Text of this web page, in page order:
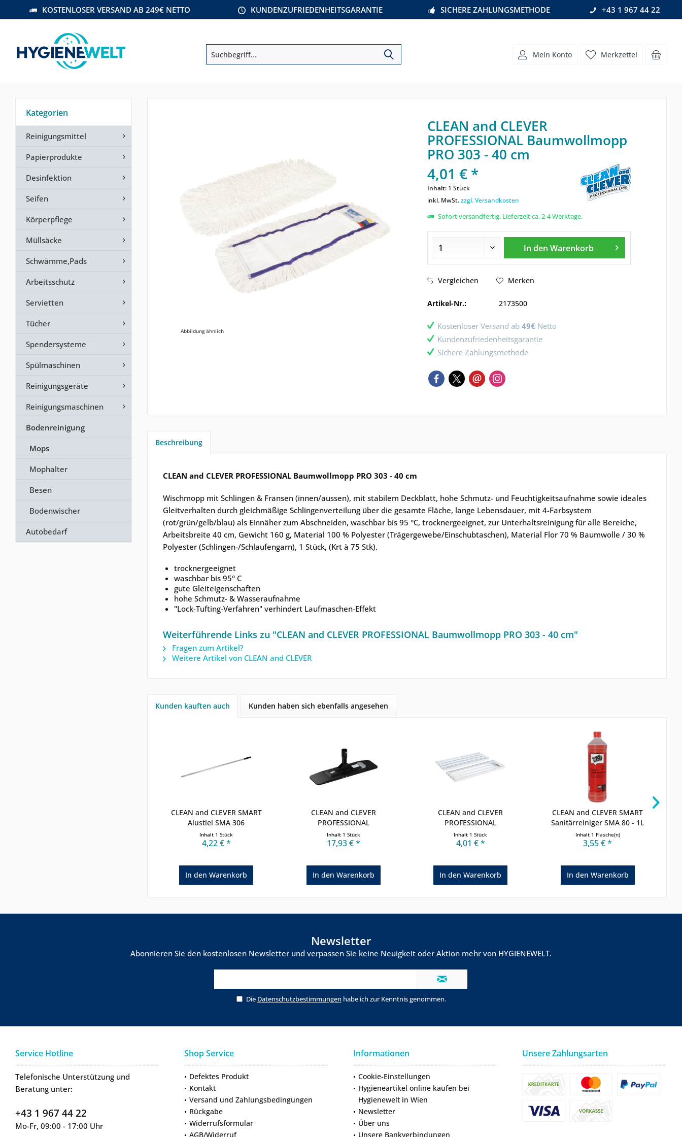
KOSTENLOSER VERSAND AB 249€ NETTO KUNDENZUFRIEDENHEITSGARANTIE SICHERE ZAHLUNGSMETHODE +43 1 967 44 22
Merkzettel
Mein Konto
Kategorien
Reinigungsmittel
Papierprodukte
Desinfektion
Seifen
Körperpflege
Müllsäcke
Schwämme,Pads
Arbeitsschutz
Servietten
Tücher
Spendersysteme
Spülmaschinen
Reinigungsgeräte
Reinigungsmaschinen
Bodenreinigung
Mops
Mophalter
Besen
Bodenwischer
Autobedarf
Abbildung ähnlich
CLEAN and CLEVER
PROFESSIONAL Baumwollmopp
PRO 303 - 40 cm
4,01 € *
Inhalt: 1 Stück
inkl. MwSt.zzgl. Versandkosten
Sofort versandfertig, Lieferzeit ca. 2-4 Werktage.
In den Warenkorb
Vergleichen Merken
Artikel-Nr.: 2173500
Kostenloser Versand ab 49€ Netto
Kundenzufriedenheitsgarantie
Sichere Zahlungsmethode
Beschreibung
CLEAN and CLEVER PROFESSIONAL Baumwollmopp PRO 303 - 40 cm
Wischmopp mit Schlingen & Fransen (innen/aussen), mit stabilem Deckblatt, hohe Schmutz- und Feuchtigkeitsaufnahme sowie ideales
Gleitverhalten durch gleichmäßige Schlingenverteilung über die gesamte Fläche, lange Lebensdauer, mit 4-Farbsystem
(rot/grün/gelb/blau) als Einnäher zum Abschneiden, waschbar bis 95 °C, trocknergeeignet, zur Unterhaltsreinigung für alle Bereiche,
Arbeitsbreite 40 cm, Gewicht 160 g, Material 100 % Polyester (Trägergewebe/Einschubtaschen), Material Flor 70 % Baumwolle / 30 %
Polyester (Schlingen-/Schlaufengarn), 1 Stück, (Krt à 75 Stk).
trocknergeeignet
waschbar bis 95° C
gute Gleiteigenschaften
hohe Schmutz- & Wasseraufnahme
"Lock-Tufting-Verfahren" verhindert Laufmaschen-Effekt
Weiterführende Links zu "CLEAN and CLEVER PROFESSIONAL Baumwollmopp PRO 303 - 40 cm"
Fragen zum Artikel?
Weitere Artikel von CLEAN and CLEVER
Kunden kauften auch Kunden haben sich ebenfalls angesehen
CLEAN and CLEVER SMART
Alustiel SMA 306
Inhalt 1 Stück
4,22 € *
In den Warenkorb
CLEAN and CLEVER
PROFESSIONAL
Magnetklapphalter...
Inhalt 1 Stück
17,93 € *
In den Warenkorb
CLEAN and CLEVER
PROFESSIONAL
Microfasermopp...
Inhalt 1 Stück
4,01 € *
In den Warenkorb
CLEAN and CLEVER SMART
Sanitärreiniger SMA 80 - 1L
Inhalt 1 Flasche(n)
3,55 € *
In den Warenkorb
Newsletter
Abonnieren Sie den kostenlosen Newsletter und verpassen Sie keine Neuigkeit oder Aktion mehr von HYGIENEWELT.
Die Datenschutzbestimmungen habe ich zur Kenntnis genommen.
Service Hotline
Telefonische Unterstützung und
Beratung unter:
+43 1 967 44 22
Mo-Fr, 09:00 - 17:00 Uhr
Shop Service
Defektes Produkt
Kontakt
Versand und Zahlungsbedingungen
Rückgabe
Widerrufsformular
AGB/Widerruf
Informationen
Cookie-Einstellungen
Hygieneartikel online kaufen bei
Hygienewelt in Wien
Newsletter
Über uns
Unsere Bankverbindungen
Unsere Zahlungsarten